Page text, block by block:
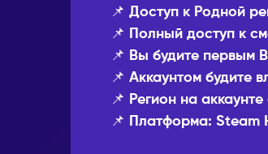
📌 Доступ к Родной
📌 Полный доступ к
📌 Вы будите первым
📌 Аккаунтом будите
📌 Регион на
📌 Платформа: Steam